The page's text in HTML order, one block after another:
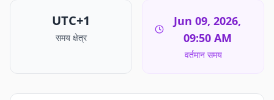
UTC+1
समय क्षेत्र
Jun 09, 2026,
09:50 AM
वर्तमान समय